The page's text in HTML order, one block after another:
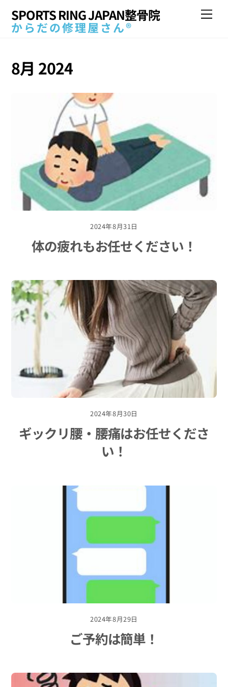
SPORTS RING JAPAN整骨院
からだの修理屋さん®
8月 2024
2024年8月31日
体の疲れもお任せください！
2024年8月30日
ギックリ腰・腰痛はお任せくださ
い！
2024年8月29日
ご予約は簡単！